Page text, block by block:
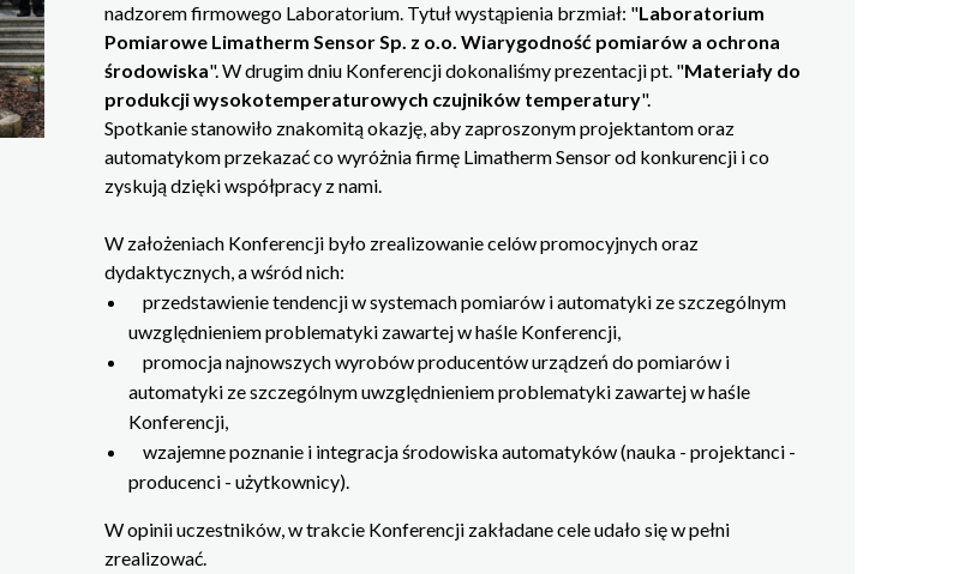
nadzorem firmowego Laboratorium. Tytuł wystąpienia brzmiał: "Laboratorium
Pomiarowe Limatherm Sensor Sp. z o.o. Wiarygodność pomiarów a ochrona
środowiska". W drugim dniu Konferencji dokonaliśmy prezentacji pt. "Materiały do
produkcji wysokotemperaturowych czujników temperatury".
Spotkanie stanowiło znakomitą okazję, aby zaproszonym projektantom oraz
automatykom przekazać co wyróżnia firmę Limatherm Sensor od konkurencji i co
zyskują dzięki współpracy z nami.
W założeniach Konferencji było zrealizowanie celów promocyjnych oraz
dydaktycznych, a wśród nich:
przedstawienie tendencji w systemach pomiarów i automatyki ze szczególnym
uwzględnieniem problematyki zawartej w haśle Konferencji,
promocja najnowszych wyrobów producentów urządzeń do pomiarów i
automatyki ze szczególnym uwzględnieniem problematyki zawartej w haśle
Konferencji,
wzajemne poznanie i integracja środowiska automatyków (nauka - projektanci -
producenci - użytkownicy).
W opinii uczestników, w trakcie Konferencji zakładane cele udało się w pełni
zrealizować.